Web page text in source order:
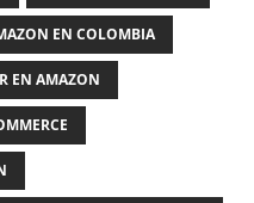
EN COLOMBIA
EN AMAZON